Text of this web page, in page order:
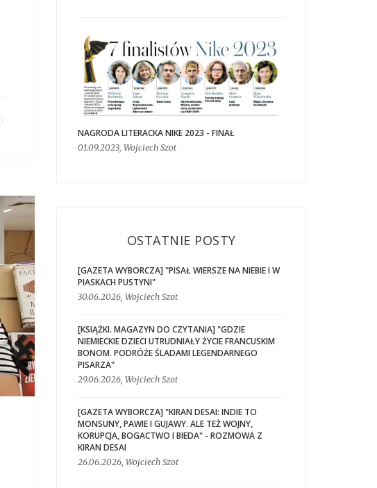
NAGRODA LITERACKA NIKE 2023 - FINAŁ
01.09.2023, Wojciech Szot
OSTATNIE POSTY
[GAZETA WYBORCZA] "PISAŁ WIERSZE NA NIEBIE I W
PIASKACH PUSTYNI"
30.06.2026, Wojciech Szot
[KSIĄŻKI. MAGAZYN DO CZYTANIA] "GDZIE
NIEMIECKIE DZIECI UTRUDNIAŁY ŻYCIE FRANCUSKIM
BONOM. PODRÓŻE ŚLADAMI LEGENDARNEGO
PISARZA"
29.06.2026, Wojciech Szot
[GAZETA WYBORCZA] "KIRAN DESAI: INDIE TO
MONSUNY, PAWIE I GUJAWY. ALE TEŻ WOJNY,
KORUPCJA, BOGACTWO I BIEDA" - ROZMOWA Z
KIRAN DESAI
26.06.2026, Wojciech Szot